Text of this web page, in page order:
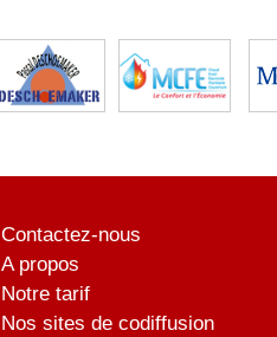
Contactez-nous
A propos
Notre tarif
Nos sites de codiffusion